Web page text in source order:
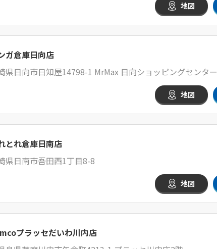
地図
ガ倉庫日向店
県日向市日知屋14798-1 MrMax 日向ショッピングセンター
地図
とれ倉庫日南店
県日南市吾田西1丁目8-8
地図
プラッセだいわ川内店